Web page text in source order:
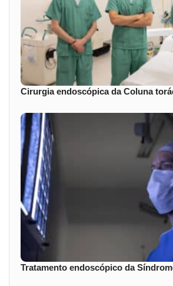
Cirurgia endoscópica da Coluna
Tratamento endoscópico da